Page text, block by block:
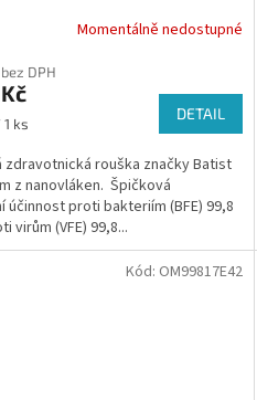
Momentálně nedostupné
DPH
ks
DETAIL
zdravotnická rouška značky Batist
z nanovláken. Špičková
účinnost proti bakteriím (BFE) 99,8
virům (VFE) 99,8...
Kód: OM99817E42